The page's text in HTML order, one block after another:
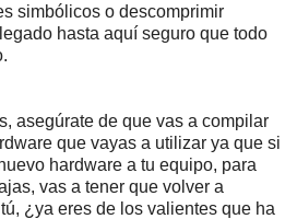
simbólicos o descomprimir
hasta aquí seguro que todo
asegúrate de que vas a compilar
que vayas a utilizar ya que si
hardware a tu equipo, para
vas a tener que volver a
¿ya eres de los valientes que ha